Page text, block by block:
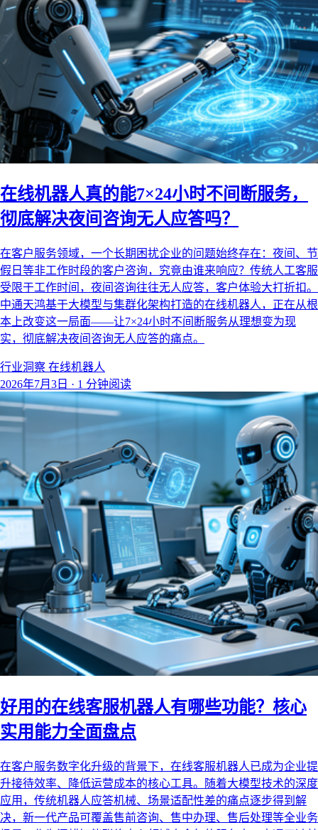
在线机器人真的能7×24小时不间断服务，
彻底解决夜间咨询无人应答吗？
在客户服务领域，一个长期困扰企业的问题始终存在：夜间、节
假日等非工作时段的客户咨询，究竟由谁来响应？传统人工客服
受限于工作时间，夜间咨询往往无人应答，客户体验大打折扣。
中通天鸿基于大模型与集群化架构打造的在线机器人，正在从根
本上改变这一局面——让7×24小时不间断服务从理想变为现
实，彻底解决夜间咨询无人应答的痛点。
行业洞察 在线机器人
2026年7月3日 · 1 分钟阅读
好用的在线客服机器人有哪些功能？核心
实用能力全面盘点
在客户服务数字化升级的背景下，在线客服机器人已成为企业提
升接待效率、降低运营成本的核心工具。随着大模型技术的深度
应用，传统机器人应答机械、场景适配性差的痛点逐步得到解
决，新一代产品可覆盖售前咨询、售中办理、售后处理等全业务